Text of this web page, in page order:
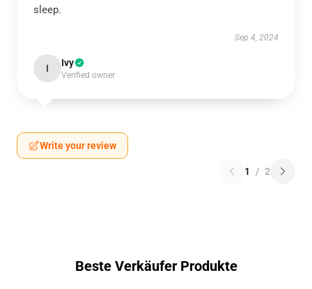
sleep.
Sep 4, 2024
I Ivy
Verified owner
Write your review
1 / 2
Beste Verkäufer Produkte